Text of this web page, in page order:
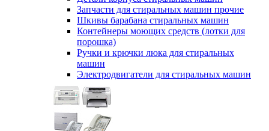
Запчасти для стиральных машин прочие
Шкивы барабана стиральных машин
Контейнеры моющих средств (лотки для
порошка)
Ручки и крючки люка для стиральных
машин
Электродвигатели для стиральных машин